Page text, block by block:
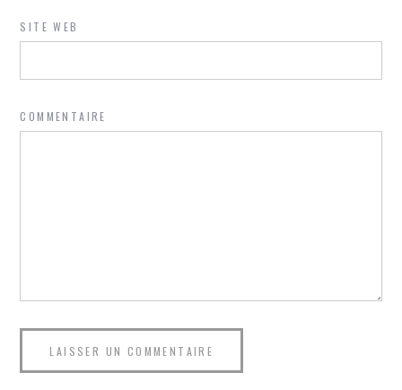
SITE WEB
COMMENTAIRE